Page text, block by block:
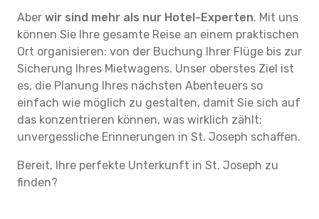
Aber wir sind mehr als nur Hotel-Experten. Mit uns
können Sie Ihre gesamte Reise an einem praktischen
Ort organisieren: von der Buchung Ihrer Flüge bis zur
Sicherung Ihres Mietwagens. Unser oberstes Ziel ist
es, die Planung Ihres nächsten Abenteuers so
einfach wie möglich zu gestalten, damit Sie sich auf
das konzentrieren können, was wirklich zählt:
unvergessliche Erinnerungen in St. Joseph schaffen.
Bereit, Ihre perfekte Unterkunft in St. Joseph zu
finden?